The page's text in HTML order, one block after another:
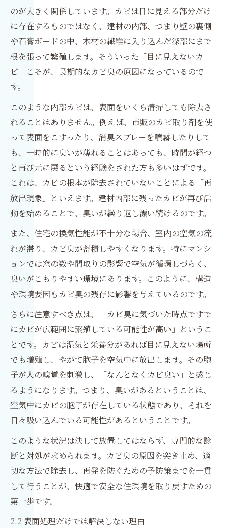
のが大きく関係しています。カビは目に見える部分だけ
に存在するものではなく、建材の内部、つまり壁の裏側
や石膏ボードの中、木材の繊維に入り込んだ深部にまで
根を張って繁殖します。そういった「目に見えないカ
ビ」こそが、長期的なカビ臭の原因になっているので
す。
このような内部カビは、表面をいくら清掃しても除去さ
れることはありません。例えば、市販のカビ取り剤を使
って表面をこすったり、消臭スプレーを噴霧したりして
も、一時的に臭いが薄れることはあっても、時間が経つ
と再び元に戻るという経験をされた方も多いはずです。
これは、カビの根本が除去されていないことによる「再
放出現象」といえます。建材内部に残ったカビが再び活
動を始めることで、臭いが繰り返し漂い続けるのです。
また、住宅の換気性能が不十分な場合、室内の空気の流
れが滞り、カビ臭が蓄積しやすくなります。特にマンシ
ョンでは窓の数や間取りの影響で空気が循環しづらく、
臭いがこもりやすい環境にあります。このように、構造
や環境要因もカビ臭の残存に影響を与えているのです。
さらに注意すべき点は、「カビ臭に気づいた時点ですで
にカビが広範囲に繁殖している可能性が高い」というこ
とです。カビは湿気と栄養分があれば目に見えない場所
でも増殖し、やがて胞子を空気中に放出します。その胞
子が人の嗅覚を刺激し、「なんとなくカビ臭い」と感じ
るようになります。つまり、臭いがあるということは、
空気中にカビの胞子が存在している状態であり、それを
日々吸い込んでいる可能性があるということです。
このような状況は決して放置してはならず、専門的な診
断と対処が求められます。カビ臭の原因を突き止め、適
切な方法で除去し、再発を防ぐための予防策までを一貫
して行うことが、快適で安全な住環境を取り戻すための
第一歩です。
2.2 表面処理だけでは解決しない理由